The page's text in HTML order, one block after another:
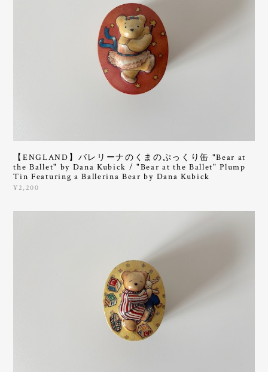
【ENGLAND】バレリーナのくまのぷっくり缶 "Bear at
the Ballet" by Dana Kubick / "Bear at the Ballet" Plump
Tin Featuring a Ballerina Bear by Dana Kubick
¥2,200